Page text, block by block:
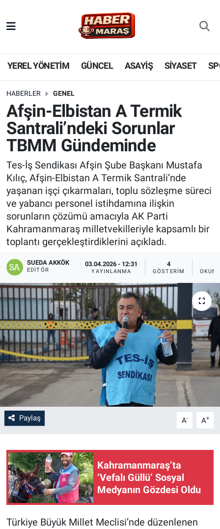
YEREL YÖNETİM GÜNCEL ASAYİŞ SİYASET
HABERLER GENEL
Afşin-Elbistan A Termik
Santrali’ndeki Sorunlar
TBMM Gündeminde
Tes-İş Sendikası Afşin Şube Başkanı Mustafa
Kılıç, Afşin-Elbistan A Termik Santrali’nde
yaşanan işçi çıkarmaları, toplu sözleşme süreci
ve yabancı personel istihdamına ilişkin
sorunların çözümü amacıyla AK Parti
Kahramanmaraş milletvekilleriyle kapsamlı bir
toplantı gerçekleştirdiklerini açıkladı.
SUEDA AKKÖK
EDITÖR
03.04.2026 - 12:31
YAYINLANMA
4
GÖSTERIM
Paylaş A- A+
Kahramanmaraş’ta
‘Vefalı Güllü’ Sosyal
Medyanın Gözdesi Oldu
Türkiye Büyük Millet Meclisi’nde düzenlenen
YEREL YÖNETİM
GÜNCEL
KADIN AİLE
SPOR
DÜNYA
EKONOMİ
SİYASET
SAĞLIK
YAŞAM
EĞİTİM
ASAYİŞ
MAGAZİN
KÜLTÜR-SANAT
ÇEVRE
Nöbetçi Eczaneler
Hava Durumu
Süper Lig Puan Durumu ve Fikstür
Tüm Manşetler
Son Dakika Haberleri
Haber Arşivi